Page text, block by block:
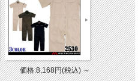
価格:8,168円(税込)～